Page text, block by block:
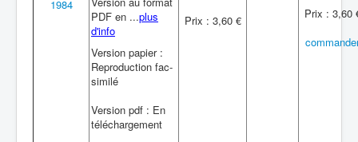
PDF en ...plus
d'info
Version papier :
Reproduction fac-
similé
Version pdf : En
téléchargement
Prix : 3,60 €
Prix : 3,60